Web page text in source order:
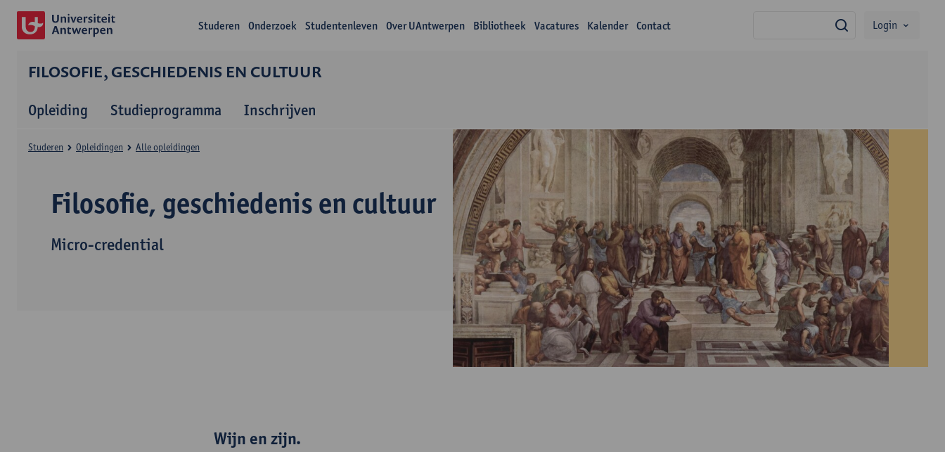
Studeren Onderzoek Studentenleven Over UAntwerpen Bibliotheek Vacatures Kalender Contact zoekLogin
FILOSOFIE, GESCHIEDENIS EN CULTUUR
Opleiding Studieprogramma Inschrijven
Filosofie, geschiedenis en cultuur
Micro-credential
Studeren Opleidingen Alle opleidingen
Wijn en zijn.